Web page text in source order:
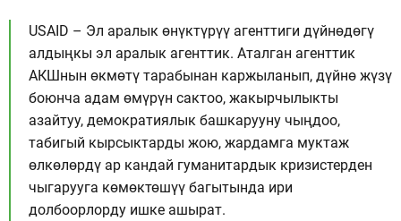
USAID – Эл аралык өнүктүрүү агенттиги дүйнөдөгү
алдыңкы эл аралык агенттик. Аталган агенттик
АКШнын өкмөтү тарабынан каржыланып, дүйнө жүзү
боюнча адам өмүрүн сактоо, жакырчылыкты
азайтуу, демократиялык башкарууну чыңдоо,
табигый кырсыктарды жою, жардамга муктаж
өлкөлөрдү ар кандай гуманитардык кризистерден
чыгарууга көмөктөшүү багытында ири
долбоорлорду ишке ашырат.